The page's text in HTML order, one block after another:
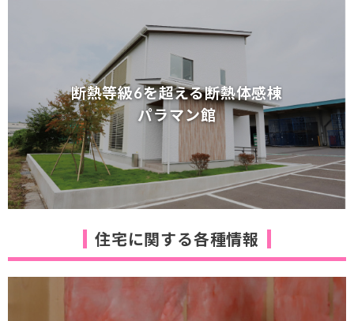
断熱等級6を超える断熱体感棟
パラマン館
断熱等級6を超える断熱体感棟
パラマン館
住宅に関する各種情報